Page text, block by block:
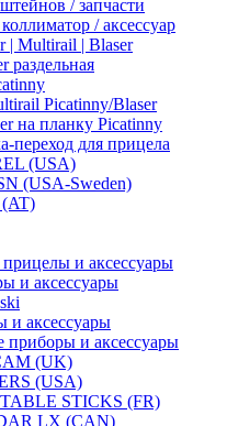
/ запчасти
/ аксессуар
| Multirail | Blaser
раздельная
Picatinny/Blaser
на планку Picatinny
переход для прицела
(USA)
(USA-Sweden)
и аксессуары
и аксессуары
аксессуары
приборы и аксессуары
(UK)
(USA)
STICKS (FR)
LX (CAN)